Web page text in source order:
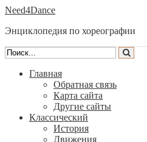
Need4Dance
Энциклопедия по хореографии
Главная
Обратная связь
Карта сайта
Другие сайты
Классический
История
Движения